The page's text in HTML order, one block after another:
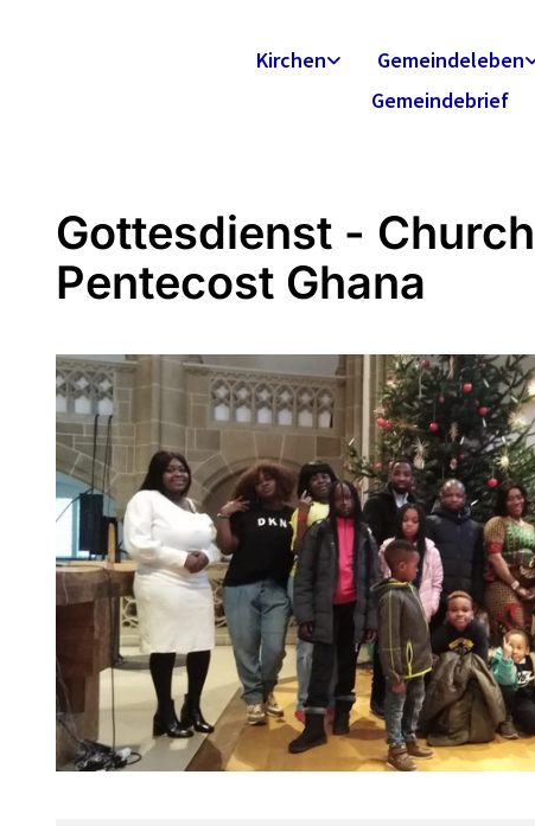
Kirchen Gemeindeleben
Gemeindebrief
Gottesdienst -
Pentecost Ghana